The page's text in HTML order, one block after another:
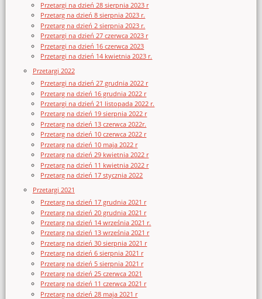
Przetargi na dzień 28 sierpnia 2023 r
Przetarg na dzień 8 sierpnia 2023 r.
Przetarg na dzień 2 sierpnia 2023 r.
Przetargi na dzień 27 czerwca 2023 r
Przetargi na dzień 16 czerwca 2023
Przetargi na dzień 14 kwietnia 2023 r.
Przetargi 2022
Przetargi na dzień 27 grudnia 2022 r
Przetarg na dzień 16 grudnia 2022 r
Przetargi na dzień 21 listopada 2022 r.
Przetarg na dzień 19 sierpnia 2022 r
Przetarg na dzień 13 czerwca 2022r.
Przetarg na dzień 10 czerwca 2022 r
Przetarg na dzień 10 maja 2022 r
Przetarg na dzień 29 kwietnia 2022 r
Przetarg na dzień 11 kwietnia 2022 r
Przetarg na dzień 17 stycznia 2022
Przetargi 2021
Przetarg na dzień 17 grudnia 2021 r
Przetarg na dzień 20 grudnia 2021 r
Przetarg na dzień 14 września 2021 r.
Przetarg na dzień 13 września 2021 r
Przetarg na dzień 30 sierpnia 2021 r
Przetarg na dzień 6 sierpnia 2021 r
Przetarg na dzień 5 sierpnia 2021 r
Przetarg na dzień 25 czerwca 2021
Przetarg na dzień 11 czerwca 2021 r
Przetarg na dzień 28 maja 2021 r